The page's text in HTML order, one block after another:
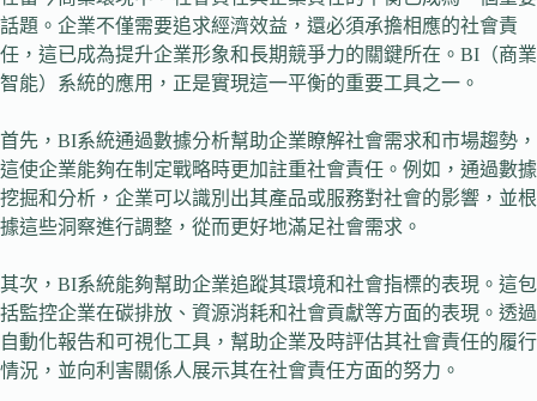
話題。企業不僅需要追求經濟效益，還必須承擔相應的社會責
任，這已成為提升企業形象和長期競爭力的關鍵所在。BI（商業
智能）系統的應用，正是實現這一平衡的重要工具之一。
首先，BI系統通過數據分析幫助企業瞭解社會需求和市場趨勢，
這使企業能夠在制定戰略時更加註重社會責任。例如，通過數據
挖掘和分析，企業可以識別出其產品或服務對社會的影響，並根
據這些洞察進行調整，從而更好地滿足社會需求。
其次，BI系統能夠幫助企業追蹤其環境和社會指標的表現。這包
括監控企業在碳排放、資源消耗和社會貢獻等方面的表現。透過
自動化報告和可視化工具，幫助企業及時評估其社會責任的履行
情況，並向利害關係人展示其在社會責任方面的努力。